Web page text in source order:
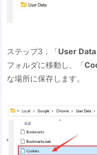
ステップ3．「User Data
フォルダに移動し、「
な場所に保存します。